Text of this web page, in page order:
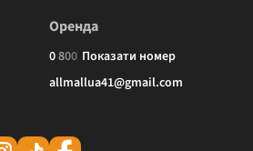
Оренда
0800 Показати номер
allmallua41@gmail.com